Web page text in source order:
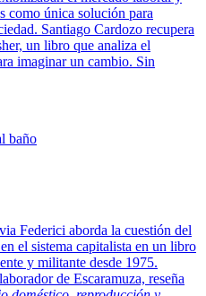
como única solución para
Santiago Cardozo recupera
un libro que analiza el
imaginar un cambio. Sin
Federici aborda la cuestión del
el sistema capitalista en un libro
y militante desde 1975.
de Escaramuza, reseña